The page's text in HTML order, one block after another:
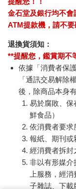
庫群改裝成的賣場，
向教堂群，介於二十
正教不分彼此匯集一
教堂群周邊的景像在
氛，怎麼逛都不會膩
在這裡。◎花???的
花上一、兩個小時閒
遊教堂群的模式。我
悠閒的午後才是王道
字號，大正時期的老
在日和?路口的甘味
建築物，所謂的函館
洋式的設計，這裡也
「冰」的掛簾隨著風
訂購/退換貨須
加入金石堂 LINE
態：
提醒您！！
金石堂及銀行均不
ATM提款機，請不
退換貨須知：
**提醒您，鑑賞期不
依據「消費者保
「通訊交易解除